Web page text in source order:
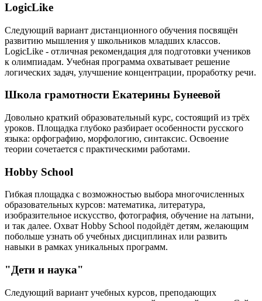
LogicLike
Следующий вариант дистанционного обучения посвящён
развитию мышления у школьников младших классов.
LogicLike - отличная рекомендация для подготовки учеников
к олимпиадам. Учебная программа охватывает решение
логических задач, улучшение концентрации, проработку речи.
Школа грамотности Екатерины Бунеевой
Довольно краткий образовательный курс, состоящий из трёх
уроков. Площадка глубоко разбирает особенности русского
языка: орфографию, морфологию, синтаксис. Освоение
теории сочетается с практическими работами.
Hobby School
Гибкая площадка с возможностью выбора многочисленных
образовательных курсов: математика, литература,
изобразительное искусство, фотография, обучение на латыни,
и так далее. Охват Hobby School подойдёт детям, желающим
побольше узнать об учебных дисциплинах или развить
навыки в рамках уникальных программ.
"Дети и наука"
Следующий вариант учебных курсов, преподающих